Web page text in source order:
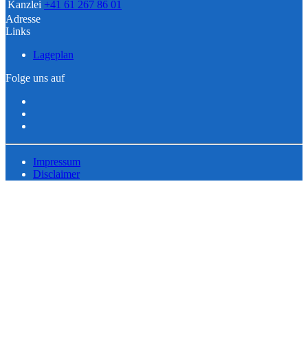
Kanzlei +41 61 267 86 01
Adresse
Links
Lageplan
Folge uns auf
Impressum
Disclaimer